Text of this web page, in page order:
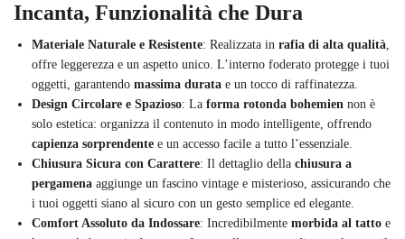
Incanta, Funzionalità che Dura
Materiale Naturale e Resistente: Realizzata in rafia di alta qualità,
offre leggerezza e un aspetto unico. L’interno foderato protegge i tuoi
oggetti, garantendo massima durata e un tocco di raffinatezza.
Design Circolare e Spazioso: La forma rotonda bohemien non è
solo estetica: organizza il contenuto in modo intelligente, offrendo
capienza sorprendente e un accesso facile a tutto l’essenziale.
Chiusura Sicura con Carattere: Il dettaglio della chiusura a
pergamena aggiunge un fascino vintage e misterioso, assicurando che
i tuoi oggetti siano al sicuro con un gesto semplice ed elegante.
Comfort Assoluto da Indossare: Incredibilmente morbida al tatto e